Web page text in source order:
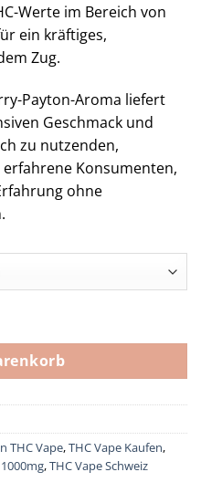
Werte im Bereich von
ein kräftiges,
Zug.
Payton-Aroma liefert
Geschmack und
zu nutzenden,
Konsumenten,
ohne
THC Vape,THC Vape Kaufen,
,THC Vape Schweiz